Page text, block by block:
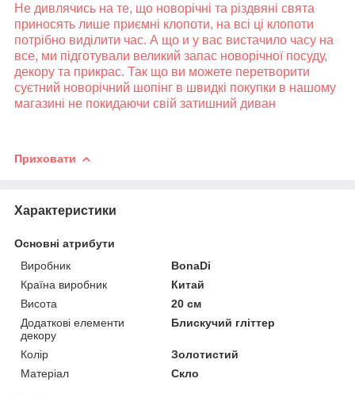
Не дивлячись на те, що новорічні та різдвяні свята
приносять лише приємні клопоти, на всі ці клопоти
потрібно виділити час. А що и у вас вистачило часу на
все, ми підготували великий запас новорічної посуду,
декору та прикрас. Так що ви можете перетворити
суєтний новорічний шопінг в швидкі покупки в нашому
магазині не покидаючи свій затишний диван
Приховати
Характеристики
Основні атрибути
Виробник
BonaDi
Країна виробник
Китай
Висота
20 см
Додаткові елементи
декору
Блискучий гліттер
Колір
Золотистий
Матеріал
Скло